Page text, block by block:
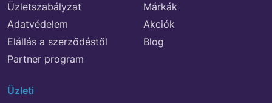
Üzletszabályzat
Adatvédelem
Elállás a szerződéstől
Partner program
Márkák
Akciók
Blog
Üzleti